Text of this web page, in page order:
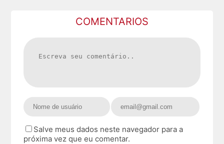
COMENTARIOS
Salve meus dados neste navegador para a
próxima vez que eu comentar.